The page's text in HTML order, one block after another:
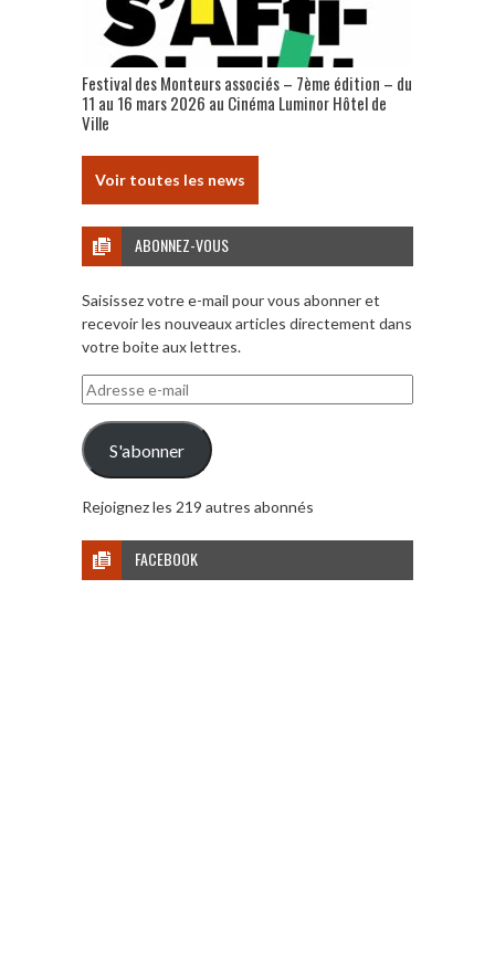
Festival des Monteurs associés – 7ème édition – du
11 au 16 mars 2026 au Cinéma Luminor Hôtel de
Ville
Voir toutes les news
ABONNEZ-VOUS
Saisissez votre e-mail pour vous abonner et
recevoir les nouveaux articles directement dans
votre boite aux lettres.
Adresse
e-
mail
S'abonner
Rejoignez les 219 autres abonnés
FACEBOOK